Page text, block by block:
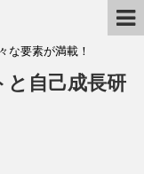
な要素が満載！
自己成長研